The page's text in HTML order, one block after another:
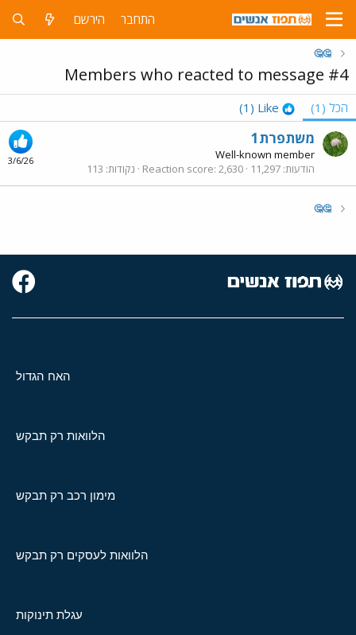
התחבר הירשם
🤔🤔
Members who reacted to message #4
הכל (1)
Like
(1)
3/6/26
משתפרת1
Well-known member
הודעות 11,297
Reaction score 2,630 נקודות 113
🤔🤔
האח הגדול
הלוואות רק תבקש
מימון רכב רק תבקש
הלוואות לעסקים רק תבקש
עגלת תינוקות